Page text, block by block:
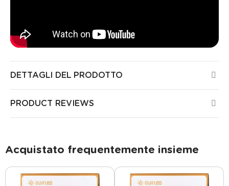
DETTAGLI DEL PRODOTTO
PRODUCT REVIEWS
Acquistato frequentemente insieme